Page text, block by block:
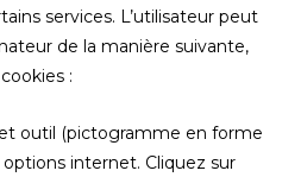
services. L’utilisateur peut
de la manière suivante,
:
outil (pictogramme en forme
internet. Cliquez sur